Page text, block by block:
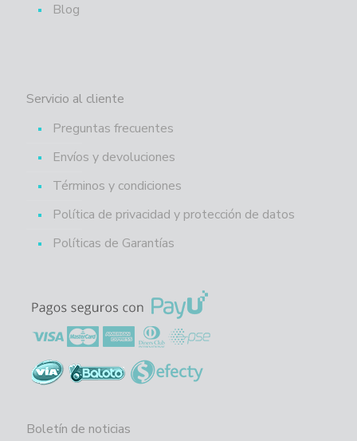
Blog
Servicio al cliente
Preguntas frecuentes
Envíos y devoluciones
Términos y condiciones
Política de privacidad y protección de datos
Políticas de Garantías
Boletín de noticias